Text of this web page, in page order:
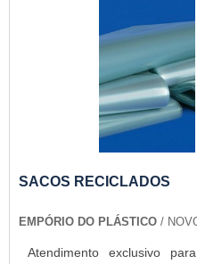
SACOS RECICLADOS
EMPÓRIO DO PLÁSTICO /
Atendimento exclusivo